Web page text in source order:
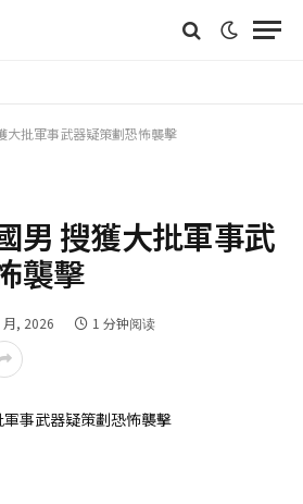
大批軍事武器疑策劃恐怖襲擊
男 搜獲大批軍事武
襲擊
月, 2026 1 分钟阅读